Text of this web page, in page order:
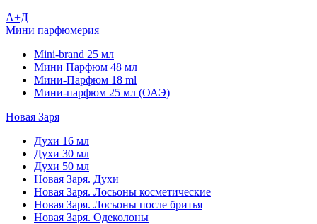
А+Д
Мини парфюмерия
Mini-brand 25 мл
Мини Парфюм 48 мл
Мини-Парфюм 18 ml
Мини-парфюм 25 мл (ОАЭ)
Новая Заря
Духи 16 мл
Духи 30 мл
Духи 50 мл
Новая Заря. Духи
Новая Заря. Лосьоны косметические
Новая Заря. Лосьоны после бритья
Новая Заря. Одеколоны